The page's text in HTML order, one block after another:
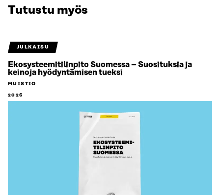
Tutustu myös
JULKAISU
Ekosysteemitilinpito Suomessa – Suosituksia ja
keinoja hyödyntämisen tueksi
MUISTIO
2026